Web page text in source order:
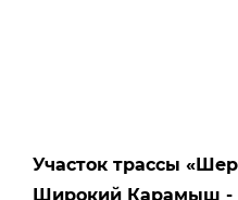
Участок трассы
Широкий Карамыш -